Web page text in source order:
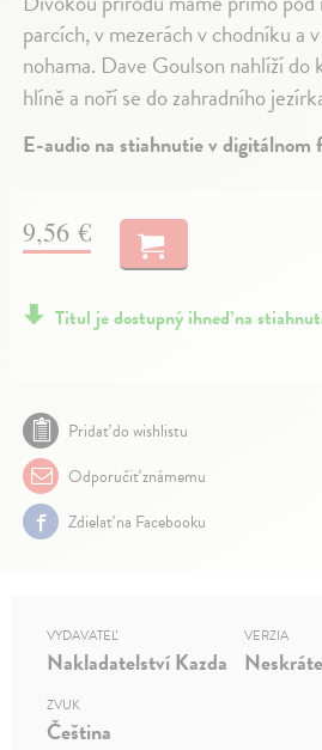
parcích, v mezerách v chodníku a
nohama. Dave Goulson nahlíží
hlíně a noří se do zahradního
E-audio na stiahnutie v digitálnom
9,56 €
Titul je dostupný ihneď na
Pridať do wishlistu
Odporučiť známemu
Zdielať na Facebooku
VYDAVATEĽ
Nakladatelství Kazda
VERZIA
ZVUK
Čeština